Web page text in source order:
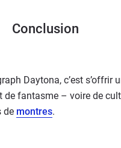
Conclusion
Daytona, c’est s’offrir
de fantasme – voire de
de montres.